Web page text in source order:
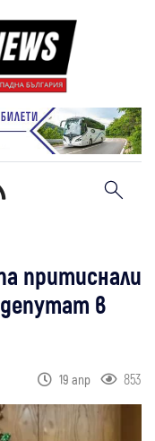
притиснали
в
19 апр 853